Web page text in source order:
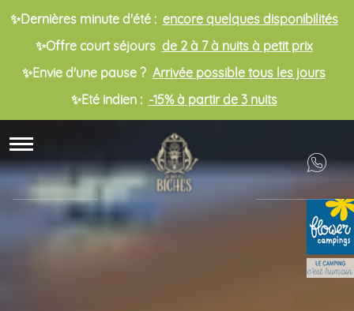
✨Dernières minute d'été : encore quelques disponibilités
✨Offre court séjours de 2 à 7 à nuits à petit prix
✨Envie d'une pause ? Arrivée possible tous les jours
✨Eté indien : -15% à partir de 3 nuits